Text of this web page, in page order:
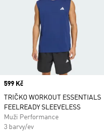
Price
599 Kč
TRIČKO WORKOUT ESSENTIALS
FEELREADY SLEEVELESS
Muži Performance
3 barvy/ev